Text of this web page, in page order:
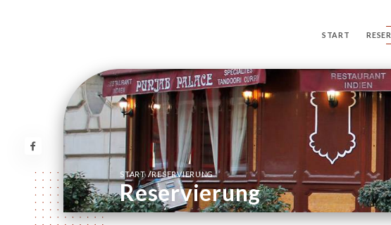
START
START/RESERVIERUNG
Reservierung